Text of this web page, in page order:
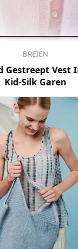
BREIEN
Gestreept Vest
Kid-Silk Garen